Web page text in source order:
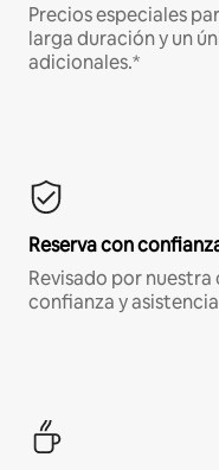
Precios especiales
larga duración y un
adicionales.*
Reserva con
Revisado por
confianza y